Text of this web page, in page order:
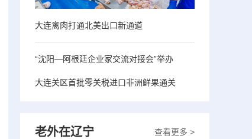
大连禽肉打通北美出口新通道
“沈阳—阿根廷企业家交流对接会”举办
大连关区首批零关税进口非洲鲜果通关
查看更多 >
老外在辽宁